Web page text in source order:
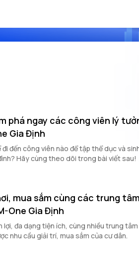
phá ngay các công viên lý
Gia Định
đến công viên nào để tập thể dục và
Hãy cùng theo dõi trong bài viết sau!
mua sắm cùng các trung tâm
One Gia Định
lợi, đa dạng tiện ích, cùng nhiều trung tâm
nhu cầu giải trí, mua sắm của cư dân.